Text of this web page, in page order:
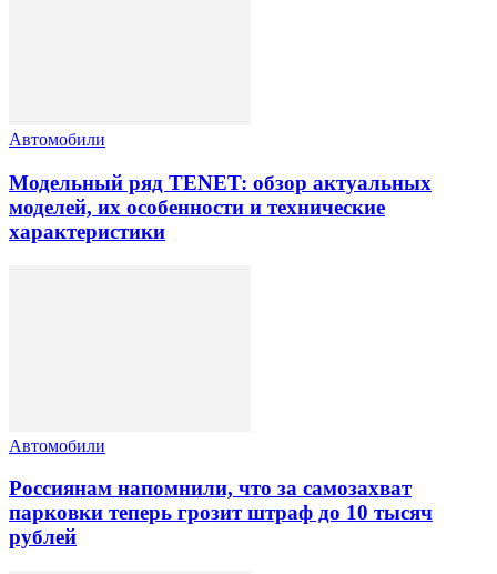
Автомобили
Модельный ряд TENET: обзор актуальных
моделей, их особенности и технические
характеристики
Автомобили
Россиянам напомнили, что за самозахват
парковки теперь грозит штраф до 10 тысяч
рублей